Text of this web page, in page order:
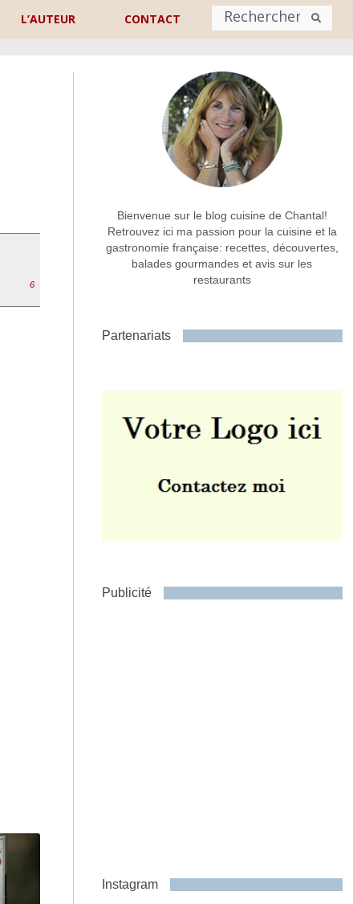
L’AUTEUR CONTACT
Nom
Commentaire ou message *
6
Bienvenue sur le blog cuisine de Chantal!
Retrouvez ici ma passion pour la cuisine et la
gastronomie française: recettes, découvertes,
balades gourmandes et avis sur les
restaurants
Partenariats
Publicité
Instagram